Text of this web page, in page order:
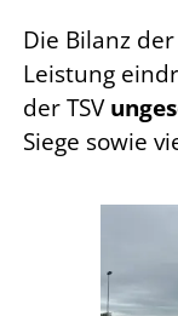
Die Bilanz
Leistung
der TSV
Siege sowie